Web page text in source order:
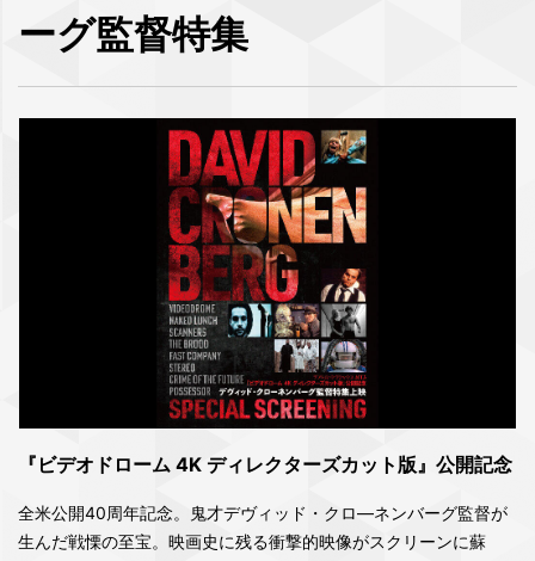
ーグ監督特集
『ビデオドローム 4K ディレクターズカット版』公開記念
全米公開40周年記念。鬼才デヴィッド・クロ―ネンバーグ監督が
生んだ戦慄の至宝。映画史に残る衝撃的映像がスクリーンに蘇